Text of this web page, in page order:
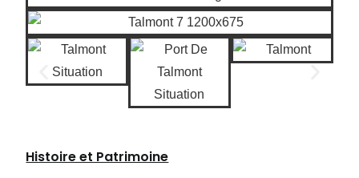
Histoire et Patrimoine